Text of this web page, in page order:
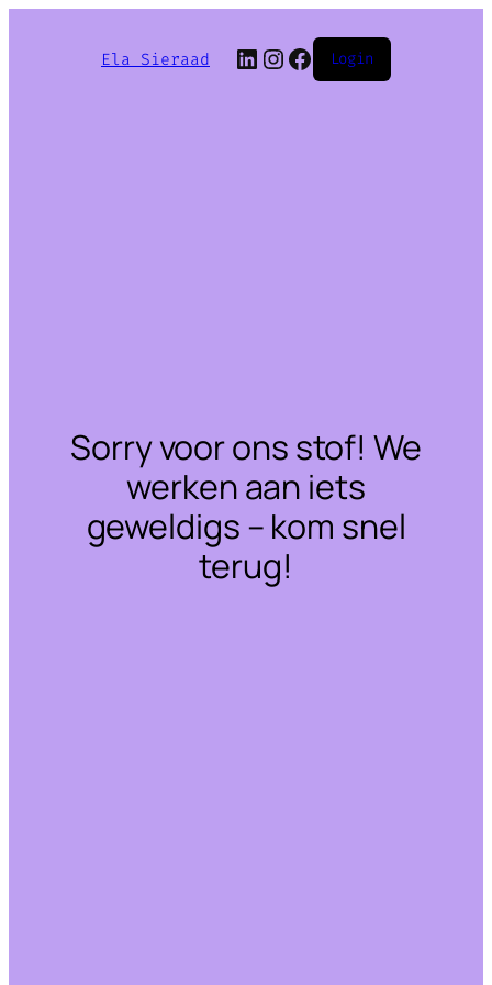
Ela Sieraad LinkedIn
Instagram
Facebook
Login
Sorry voor ons stof! We
werken aan iets
geweldigs – kom snel
terug!